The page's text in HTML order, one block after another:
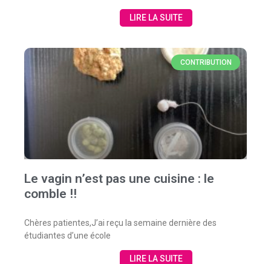
LIRE LA SUITE
CONTRIBUTION
Le vagin n’est pas une cuisine : le
comble !!
Chères patientes,J’ai reçu la semaine dernière des
étudiantes d’une école
LIRE LA SUITE